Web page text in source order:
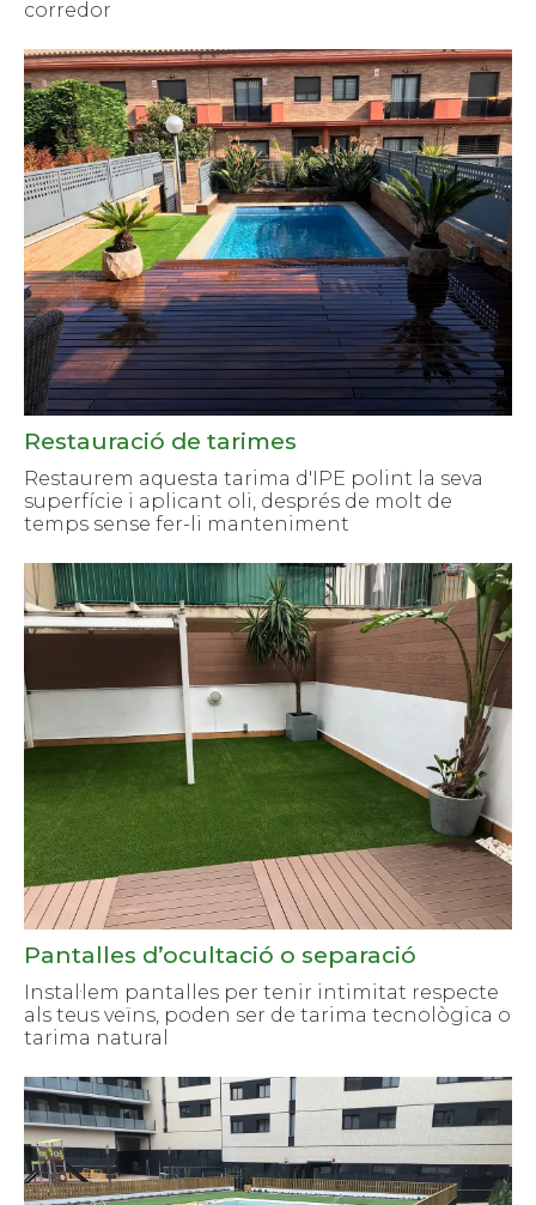
corredor
Restauració de tarimes
Restaurem aquesta tarima d'IPE polint la seva
superfície i aplicant oli, després de molt de
temps sense fer-li manteniment
Pantalles d’ocultació o separació
Instal·lem pantalles per tenir intimitat respecte
als teus veïns, poden ser de tarima tecnològica o
tarima natural